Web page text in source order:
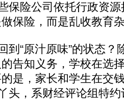
保险公司依托行政资源
保险，而是乱收教育
“原汁原味”的状态？
告知义务，学校在选
是，家长和学生在交
头，系财经评论组特